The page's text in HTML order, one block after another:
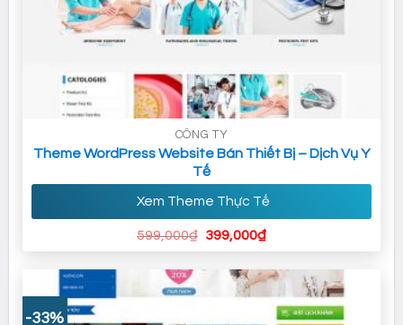
CÔNG TY
Theme WordPress Website Bán Thiết Bị – Dịch Vụ Y
Tế
Xem Theme Thực Tế
599,000₫ Giá
599,000₫.
399,000₫Giá
là:
399,000₫.
-33%